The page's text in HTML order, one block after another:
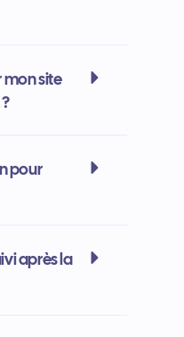
mon site
pour
après la